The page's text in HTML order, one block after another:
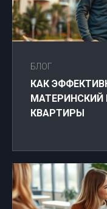
БЛОГ
КАК
МАТЕРИНСКИЙ
КВАРТИРЫ